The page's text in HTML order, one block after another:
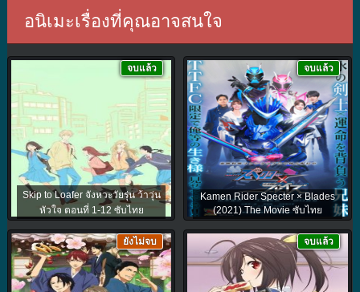
อนิเมะเรื่องที่คุณอาจสนใจ
Skip to Loafer จังหวะวัยรุ่น ว้าวุ่น
หัวใจ ตอนที่ 1-12 ซับไทย
จบแล้ว
Kamen Rider Specter × Blades
(2021) The Movie ซับไทย
จบแล้ว
ยังไม่จบ จบแล้ว